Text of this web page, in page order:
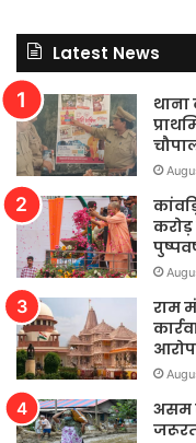
Latest News
थाना
राम
असम